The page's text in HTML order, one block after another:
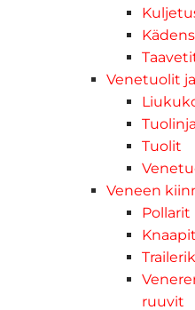
Venetuolit
Tuolit
Veneen
Pollarit
Knaapit
ruuvit